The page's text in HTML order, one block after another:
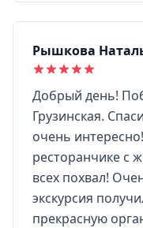
Рышкова
Добрый день!
Грузинская.
очень
ресторанчике с
всех похвал!
экскурсия
прекрасную